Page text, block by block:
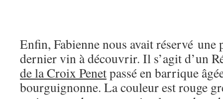
Enfin, Fabienne nous avait réservé une
dernier vin à découvrir. Il s’agit d’un
de la Croix Penetpassé en barrique
bourguignonne. La couleur est rouge